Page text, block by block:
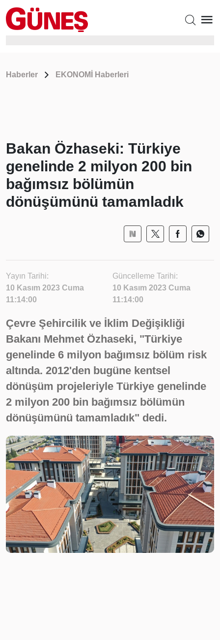
Haberler EKONOMİ Haberleri
Bakan Özhaseki: Türkiye
genelinde 2 milyon 200 bin
bağımsız bölümün
dönüşümünü tamamladık
Yayın Tarihi:
10 Kasım 2023 Cuma
11:14:00
Güncelleme Tarihi:
10 Kasım 2023 Cuma
11:14:00
Çevre Şehircilik ve İklim Değişikliği
Bakanı Mehmet Özhaseki, "Türkiye
genelinde 6 milyon bağımsız bölüm risk
altında. 2012'den bugüne kentsel
dönüşüm projeleriyle Türkiye genelinde
2 milyon 200 bin bağımsız bölümün
dönüşümünü tamamladık" dedi.